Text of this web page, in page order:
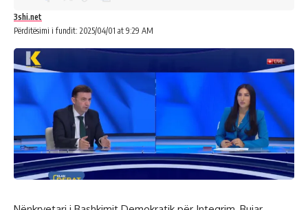
Përditësimi i fundit: 2025/04/01 at 9:29 AM
3shi.net